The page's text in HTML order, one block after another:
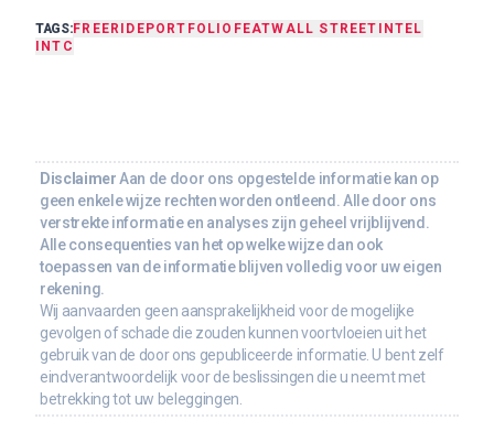
TAGS:FREERIDE PORTFOLIO FEATWALL STREET
INTEL
INTC
DisclaimerAan de door ons opgestelde informatie kan op
geen enkele wijze rechten worden ontleend. Alle door ons
verstrekte informatie en analyses zijn geheel vrijblijvend.
Alle consequenties van het op welke wijze dan ook
toepassen van de informatie blijven volledig voor uw eigen
rekening.
Wij aanvaarden geen aansprakelijkheid voor de mogelijke
gevolgen of schade die zouden kunnen voortvloeien uit het
gebruik van de door ons gepubliceerde informatie. U bent zelf
eindverantwoordelijk voor de beslissingen die u neemt met
betrekking tot uw beleggingen.